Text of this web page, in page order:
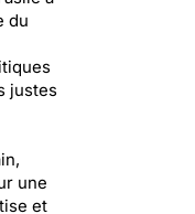
du
justes
une
et